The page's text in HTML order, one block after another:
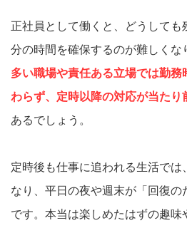
正社員として働くと、どうして
分の時間を確保するのが難しくな
多い職場や責任ある立場では勤
わらず、定時以降の対応が当たり
あるでしょう。
定時後も仕事に追われる生活では
なり、平日の夜や週末が「回復
です。本当は楽しめたはずの趣